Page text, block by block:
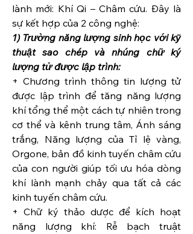
lành mới: Khí Qi – Châm cứu. Đây là
sự kết hợp của 2 công nghệ:
1) Trường năng lượng sinh học với kỹ
thuật sao chép và nhúng chữ ký
lượng tử được lập trình:
+ Chương trình thông tin lượng tử
được lập trình để tăng năng lượng
khí tổng thể một cách tự nhiên trong
cơ thể và kênh trung tâm, Ánh sáng
trắng, Năng lượng của Tỉ lệ vàng,
Orgone, bản đồ kinh tuyến châm cứu
của con người giúp tối ưu hóa dòng
khí lành mạnh chảy qua tất cả các
kinh tuyến châm cứu.
+ Chữ ký thảo dược để kích hoạt
năng lượng khí: Rễ bạch truật